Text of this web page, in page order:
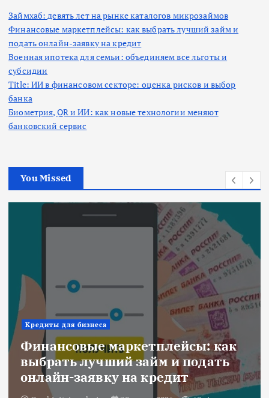
Займхаб: девять лет на рынке каталогов микрозаймов
Финансовые маркетплейсы: как выбрать лучший займ и
подать онлайн-заявку на кредит
Военная ипотека для семьи: объединяем все льготы и
субсидии
Title: ИИ в финансовом секторе: оценка рисков и выбор
банка
Биометрия, QR и ИИ: как новые технологии меняют
банковский сервис
You Missed
как
Ипотека
Военная ипотека для
объединяем все льготы и
субсидии